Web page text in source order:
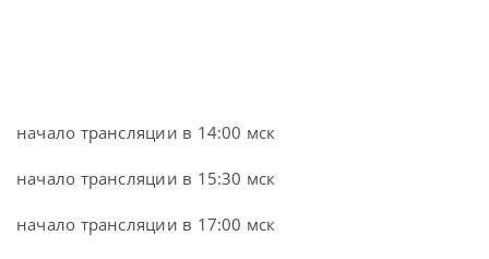
начало трансляции в 14:00 мск
начало трансляции в 15:30 мск
начало трансляции в 17:00 мск